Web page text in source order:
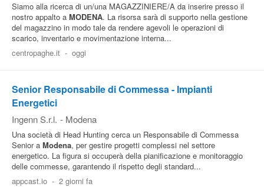
Siamo alla ricerca di un/una MAGAZZINIERE/A da inserire presso il
nostro appalto a MODENA. La risorsa sarà di supporto nella gestione
del magazzino in modo tale da rendere agevoli le operazioni di
scarico, inventario e movimentazione interna...
centropaghe.it - oggi
Senior Responsabile di Commessa - Impianti
Energetici
Ingenn S.r.l. - Modena
Una società di Head Hunting cerca un Responsabile di Commessa
Senior a Modena, per gestire progetti complessi nel settore
energetico. La figura si occuperà della pianificazione e monitoraggio
delle commesse, garantendo il rispetto degli standard...
appcast.io - 2 giorni fa